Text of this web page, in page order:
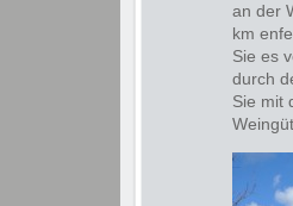
an der
km
Sie es
durch
Sie mit